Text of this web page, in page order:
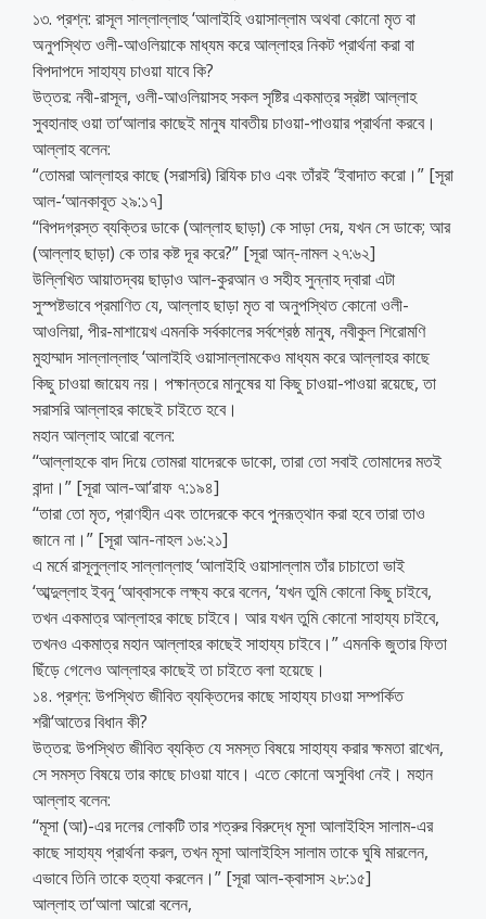
১৩. প্রশ্ন: রাসূল সাল্লাল্লাহু ‘আলাইহি ওয়াসাল্লাম অথবা কোনো মৃত বা
অনুপস্থিত ওলী-আওলিয়াকে মাধ্যম করে আল্লাহর নিকট প্রার্থনা করা বা
বিপদাপদে সাহায্য চাওয়া যাবে কি?
উত্তর: নবী-রাসূল, ওলী-আওলিয়াসহ সকল সৃষ্টির একমাত্র স্রষ্টা আল্লাহ
সুবহানাহু ওয়া তা‘আলার কাছেই মানুষ যাবতীয় চাওয়া-পাওয়ার প্রার্থনা করবে।
আল্লাহ বলেন:
“তোমরা আল্লাহর কাছে (সরাসরি) রিযিক চাও এবং তাঁরই ‘ইবাদাত করো।” [সূরা
আল-‘আনকাবূত ২৯:১৭]
“বিপদগ্রস্ত ব্যক্তির ডাকে (আল্লাহ ছাড়া) কে সাড়া দেয়, যখন সে ডাকে; আর
(আল্লাহ ছাড়া) কে তার কষ্ট দূর করে?” [সূরা আন্-নামল ২৭:৬২]
উল্লিখিত আয়াতদ্বয় ছাড়াও আল-কুরআন ও সহীহ সুন্নাহ দ্বারা এটা
সুস্পষ্টভাবে প্রমাণিত যে, আল্লাহ ছাড়া মৃত বা অনুপস্থিত কোনো ওলী-
আওলিয়া, পীর-মাশায়েখ এমনকি সর্বকালের সর্বশ্রেষ্ঠ মানুষ, নবীকুল শিরোমণি
মুহাম্মাদ সাল্লাল্লাহু ‘আলাইহি ওয়াসাল্লামকেও মাধ্যম করে আল্লাহর কাছে
কিছু চাওয়া জায়েয নয়। পক্ষান্তরে মানুষের যা কিছু চাওয়া-পাওয়া রয়েছে, তা
সরাসরি আল্লাহর কাছেই চাইতে হবে।
মহান আল্লাহ আরো বলেন:
‘‘আল্লাহকে বাদ দিয়ে তোমরা যাদেরকে ডাকো, তারা তো সবাই তোমাদের মতই
বান্দা।” [সূরা আল-আ‘রাফ ৭:১৯৪]
‘‘তারা তো মৃত, প্রাণহীন এবং তাদেরকে কবে পুনরূত্থান করা হবে তারা তাও
জানে না।” [সূরা আন-নাহল ১৬:২১]
এ মর্মে রাসূলুল্লাহ সাল্লাল্লাহু ‘আলাইহি ওয়াসাল্লাম তাঁর চাচাতো ভাই
‘আব্দুল্লাহ ইবনু ‘আব্বাসকে লক্ষ্য করে বলেন, ‘যখন তুমি কোনো কিছু চাইবে,
তখন একমাত্র আল্লাহর কাছে চাইবে। আর যখন তুমি কোনো সাহায্য চাইবে,
তখনও একমাত্র মহান আল্লাহর কাছেই সাহায্য চাইবে।” এমনকি জুতার ফিতা
ছিঁড়ে গেলেও আল্লাহর কাছেই তা চাইতে বলা হয়েছে।
১৪. প্রশ্ন: উপস্থিত জীবিত ব্যক্তিদের কাছে সাহায্য চাওয়া সম্পর্কিত
শরী‘আতের বিধান কী?
উত্তর: উপস্থিত জীবিত ব্যক্তি যে সমস্ত বিষয়ে সাহায্য করার ক্ষমতা রাখেন,
সে সমস্ত বিষয়ে তার কাছে চাওয়া যাবে। এতে কোনো অসুবিধা নেই। মহান
আল্লাহ বলেন:
‘‘মূসা (আ)-এর দলের লোকটি তার শত্রুর বিরুদ্ধে মূসা আলাইহিস সালাম-এর
কাছে সাহায্য প্রার্থনা করল, তখন মূসা আলাইহিস সালাম তাকে ঘুষি মারলেন,
এভাবে তিনি তাকে হত্যা করলেন।” [সূরা আল-ক্বাসাস ২৮:১৫]
আল্লাহ তা‘আলা আরো বলেন,